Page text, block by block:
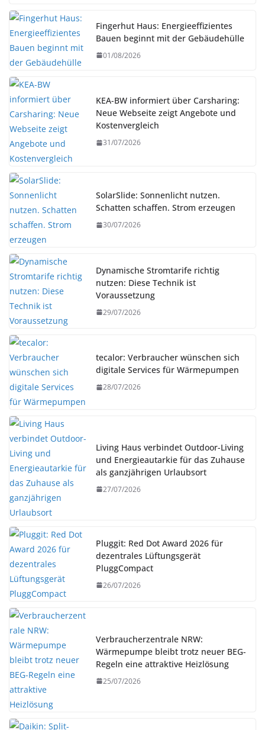
Fingerhut Haus: Energieeffizientes
Bauen beginnt mit der Gebäudehülle
01/08/2026
KEA-BW informiert über Carsharing:
Neue Webseite zeigt Angebote und
Kostenvergleich
31/07/2026
SolarSlide: Sonnenlicht nutzen.
Schatten schaffen. Strom erzeugen
30/07/2026
Dynamische Stromtarife richtig
nutzen: Diese Technik ist
Voraussetzung
29/07/2026
tecalor: Verbraucher wünschen sich
digitale Services für Wärmepumpen
28/07/2026
Living Haus verbindet Outdoor-Living
und Energieautarkie für das Zuhause
als ganzjährigen Urlaubsort
27/07/2026
Pluggit: Red Dot Award 2026 für
dezentrales Lüftungsgerät
PluggCompact
26/07/2026
Verbraucherzentrale NRW:
Wärmepumpe bleibt trotz neuer BEG-
Regeln eine attraktive Heizlösung
25/07/2026